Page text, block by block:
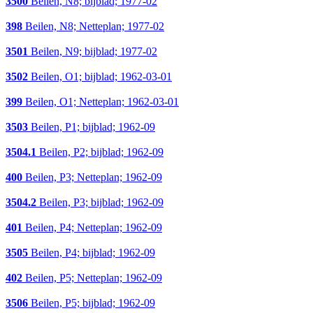
398 Beilen, N8; Netteplan; 1977-02
3501 Beilen, N9; bijblad; 1977-02
3502 Beilen, O1; bijblad; 1962-03-01
399 Beilen, O1; Netteplan; 1962-03-01
3503 Beilen, P1; bijblad; 1962-09
3504.1 Beilen, P2; bijblad; 1962-09
400 Beilen, P3; Netteplan; 1962-09
3504.2 Beilen, P3; bijblad; 1962-09
401 Beilen, P4; Netteplan; 1962-09
3505 Beilen, P4; bijblad; 1962-09
402 Beilen, P5; Netteplan; 1962-09
3506 Beilen, P5; bijblad; 1962-09